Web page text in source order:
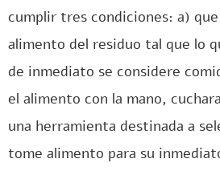
cumplir tres condiciones: a)
alimento del residuo tal que lo
de inmediato se considere
el alimento con la mano,
una herramienta destinada a
tome alimento para su